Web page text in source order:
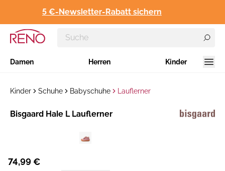
5 €-Newsletter-Rabatt sichern
Damen Herren Kinder
Kinder Schuhe Babyschuhe Lauflerner
Hersteller:
​Bisgaard Hale L Lauflerner
74,99 €